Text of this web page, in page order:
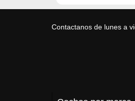
Contactanos de lunes a